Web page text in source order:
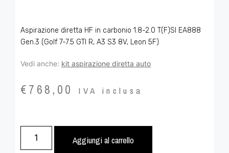
Aspirazione diretta HF in carbonio 1.8-2.0 T(F)SI EA888
Gen.3 (Golf 7-7.5 GTI R, A3 S3 8V, Leon 5F)
Vedi anche: kit aspirazione diretta auto
€768,00 IVA inclusa
Aggiungi al carrello